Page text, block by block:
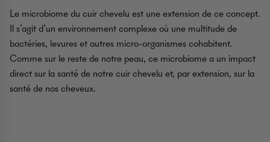
Le microbiome du cuir chevelu est une extension de ce concept.
Il s’agit d’un environnement complexe où une multitude de
bactéries, levures et autres micro-organismes cohabitent.
Comme sur le reste de notre peau, ce microbiome a un impact
direct sur la santé de notre cuir chevelu et, par extension, sur la
santé de nos cheveux.